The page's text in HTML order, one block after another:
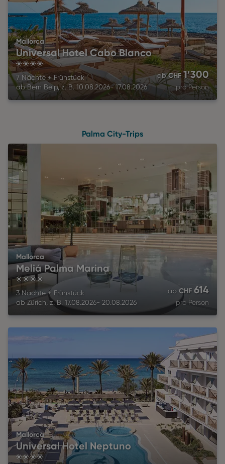
Mallorca
Universal Hotel Cabo Blanco
4
7 Nächte + Frühstück
ab Bern Belp, z. B. 10.08.2026- 17.08.2026
ab CHF 1’300
pro Person
Palma City-Trips
Mallorca
Meliá Palma Marina
3 Nächte+ Frühstück
ab Zürich z. B. 17.08.2026- 20.08.2026
ab CHF 614
pro Person
Mallorca
Universal Hotel Neptuno